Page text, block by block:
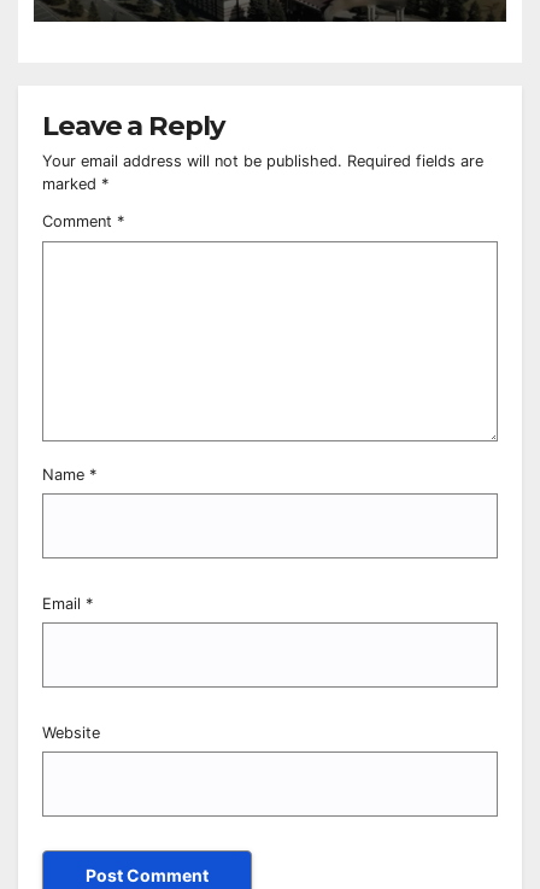
Leave a Reply
Your email address will not be published. Required fields are
marked *
Comment *
Name *
Email *
Website